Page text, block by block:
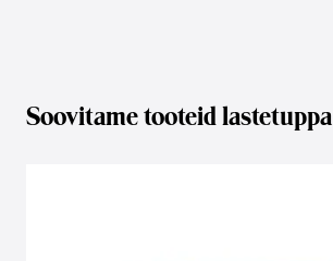
Soovitame tooteid lastetuppa